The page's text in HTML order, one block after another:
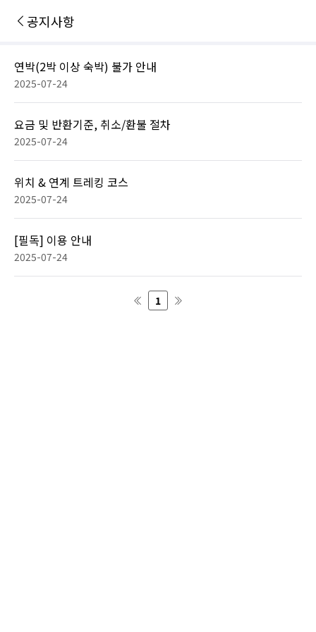
공지사항
연박(2박 이상 숙박) 불가 안내
2025-07-24
요금 및 반환기준, 취소/환불 절차
2025-07-24
위치 & 연계 트레킹 코스
2025-07-24
[필독] 이용 안내
2025-07-24
1